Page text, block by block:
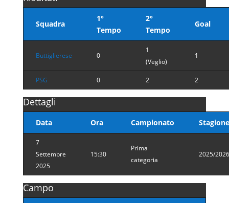
Squadra
1°
Tempo
2°
Tempo
Goal
Buttiglierese 0
1
(Veglio)
1
PSG 0 2 2
Dettagli
Data Ora Campionato Stagione
7
Settembre
2025
15:30
Prima
categoria
2025/2026
Campo